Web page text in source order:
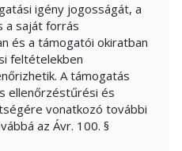
igény jogosságát, a
a saját forrás
és a támogatói okiratban
feltételekben
A támogatás
ellenőrzéstűrési és
vonatkozó további
az Ávr. 100. §